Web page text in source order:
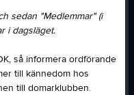
sedan "Medlemmar" (i
i dagsläget.
så informera ordförande
till kännedom hos
till domarklubben.